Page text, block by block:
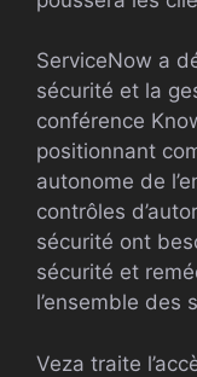
ServiceNow a
sécurité et la
conférence
positionnant
autonome de
contrôles
sécurité ont
sécurité et
l’ensemble des
Veza traite